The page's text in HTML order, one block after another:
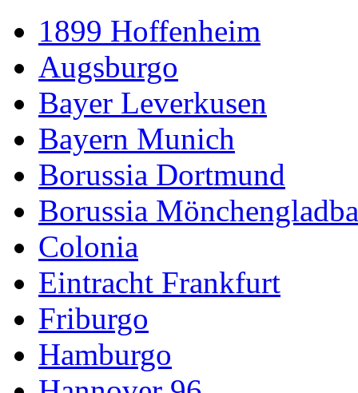
1899 Hoffenheim
Augsburgo
Bayer Leverkusen
Bayern Munich
Borussia Dortmund
Borussia
Colonia
Eintracht Frankfurt
Friburgo
Hamburgo